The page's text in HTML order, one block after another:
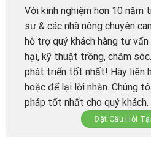
Với kinh nghiệm hơn 10 năm
sư & các nhà nông chuyên
hỗ trợ quý khách hàng tư
hại, kỹ thuật trồng, chăm
phát triển tốt nhất! Hãy liên
hoặc để lại lời nhắn. Chúng
pháp tốt nhất cho quý khách.
Đặt Câu Hỏi